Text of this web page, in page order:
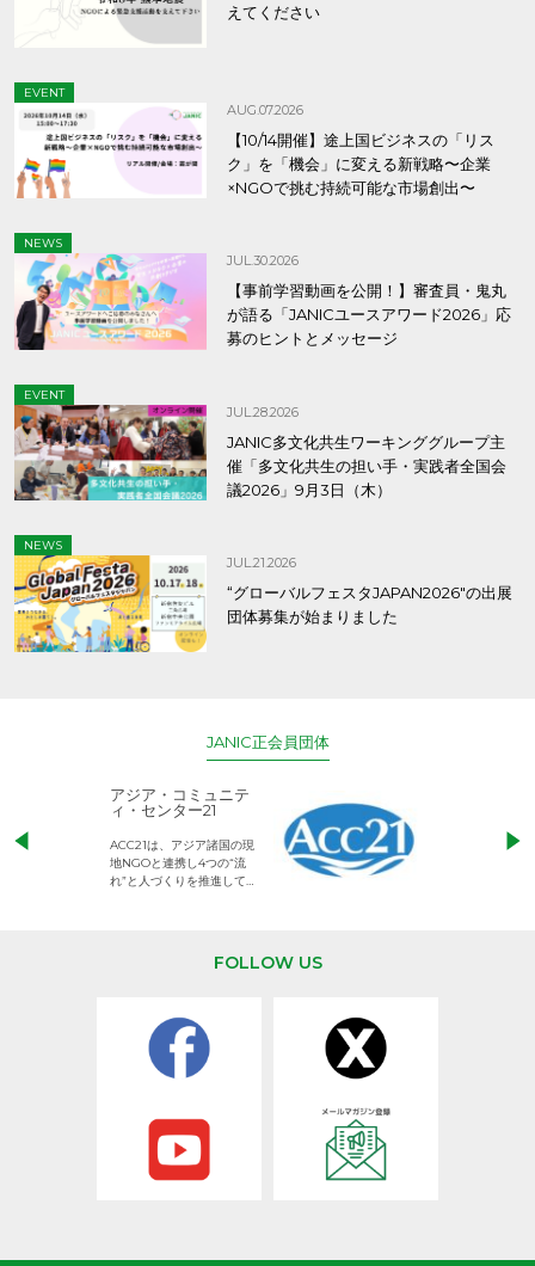
えてください
EVENT
AUG.07.2026
【10/14開催】途上国ビジネスの「リス
ク」を「機会」に変える新戦略〜企業
×NGOで挑む持続可能な市場創出〜
NEWS
JUL.30.2026
【事前学習動画を公開！】審査員・鬼丸
が語る「JANICユースアワード2026」応
募のヒントとメッセージ
EVENT
JUL.28.2026
JANIC多文化共生ワーキンググループ主
催「多文化共生の担い手・実践者全国会
議2026」9月3日（木）
NEWS
JUL.21.2026
“グローバルフェスタJAPAN2026″の出展
団体募集が始まりました
JANIC正会員団体
アジア・コミュニテ
ィ・センター21
ACC21は、アジア諸国の現
地NGOと連携し4つの“流
れ”と人づくりを推進してい
児童労働のない
権利が守られた
FOLLOW US